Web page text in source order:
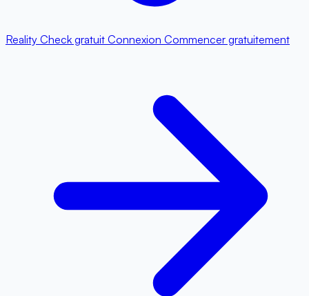
Reality Check gratuit Connexion Commencer gratuitement